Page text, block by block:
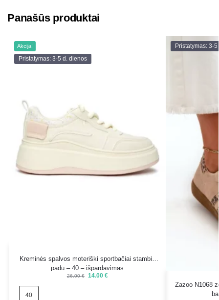
Panašūs produktai
Akcija!
Pristatymas: 3-5 d. dienos
Kreminės spalvos moteriški sportbačiai stambiu
padu – 40 – išpardavimas
26.00€ 14.00 €
40
Pristatymas: 3-
Zazoo N1068